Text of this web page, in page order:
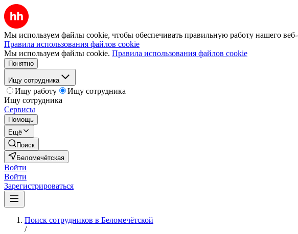
Мы используем файлы cookie, чтобы обеспечивать правильную работу нашего веб-
Правила использования файлов cookie
Мы используем файлы cookie. Правила использования файлов cookie
Понятно
Ищу сотрудника
Ищу работу
Ищу сотрудника
Ищу сотрудника
Сервисы
Помощь
Ещё
Поиск
Беломечётская
Войти
Войти
Зарегистрироваться
Поиск сотрудников в Беломечётской
/